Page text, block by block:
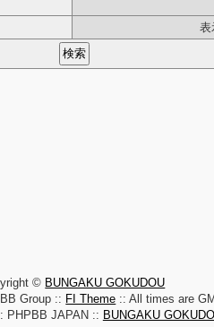
表
© BUNGAKU GOKUDOU
Group :: FI Theme :: All times are
PHPBB JAPAN :: BUNGAKU